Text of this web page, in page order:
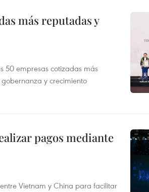
más reputadas y
50 empresas cotizadas más
y crecimiento
pagos mediante
Vietnam y China para facilitar